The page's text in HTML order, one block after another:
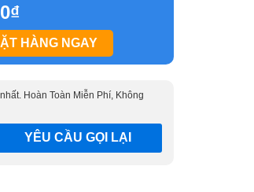
₫
HÀNG NGAY
Hoàn Toàn Miễn Phí, Không